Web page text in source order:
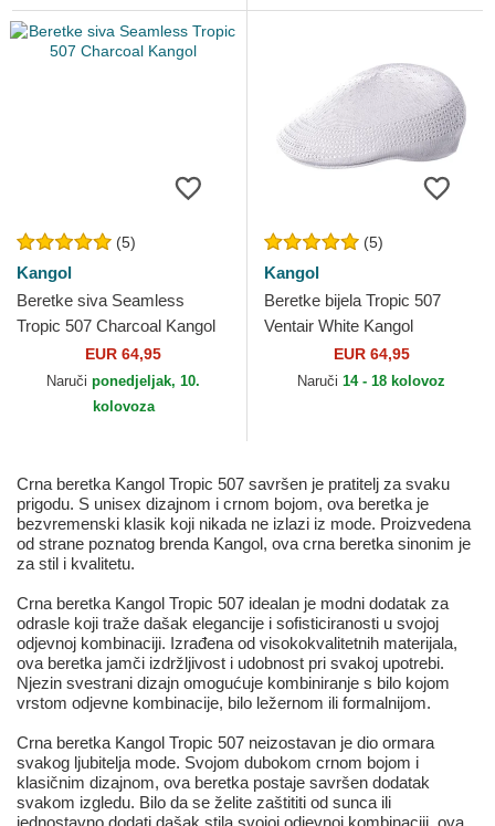
(5)
Kangol
Beretke siva Seamless
Tropic 507 Charcoal Kangol
EUR 64,95
Naruči ponedjeljak, 10.
kolovoza
(5)
Kangol
Beretke bijela Tropic 507
Ventair White Kangol
EUR 64,95
Naruči 14 - 18 kolovoz
Crna beretka Kangol Tropic 507 savršen je pratitelj za svaku
prigodu. S unisex dizajnom i crnom bojom, ova beretka je
bezvremenski klasik koji nikada ne izlazi iz mode. Proizvedena
od strane poznatog brenda Kangol, ova crna beretka sinonim je
za stil i kvalitetu.
Crna beretka Kangol Tropic 507 idealan je modni dodatak za
odrasle koji traže dašak elegancije i sofisticiranosti u svojoj
odjevnoj kombinaciji. Izrađena od visokokvalitetnih materijala,
ova beretka jamči izdržljivost i udobnost pri svakoj upotrebi.
Njezin svestrani dizajn omogućuje kombiniranje s bilo kojom
vrstom odjevne kombinacije, bilo ležernom ili formalnijom.
Crna beretka Kangol Tropic 507 neizostavan je dio ormara
svakog ljubitelja mode. Svojom dubokom crnom bojom i
klasičnim dizajnom, ova beretka postaje savršen dodatak
svakom izgledu. Bilo da se želite zaštititi od sunca ili